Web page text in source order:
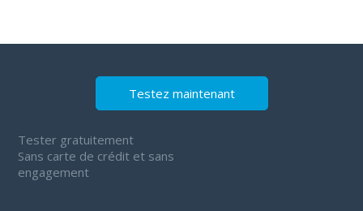
Testez maintenant
Tester gratuitement
Sans carte de crédit et sans
engagement